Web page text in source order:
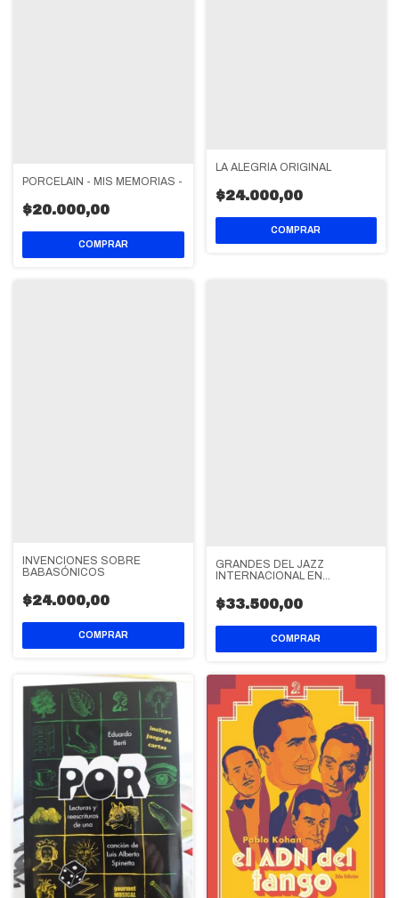
PORCELAIN - MIS MEMORIAS -
$20.000,00
LA ALEGRÍA ORIGINAL
$24.000,00
INVENCIONES SOBRE
BABASÓNICOS
$24.000,00
GRANDES DEL JAZZ
INTERNACIONAL EN
$33.500,00